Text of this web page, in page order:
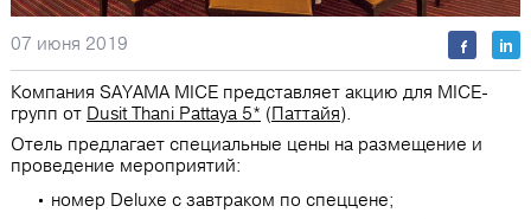
07 июня 2019
Компания SAYAMA MICE представляет акцию для MICE-
групп от Dusit Thani Pattaya 5* (Паттайя).
Отель предлагает специальные цены на размещение и
проведение мероприятий:
номер Deluxe с завтраком по спеццене;